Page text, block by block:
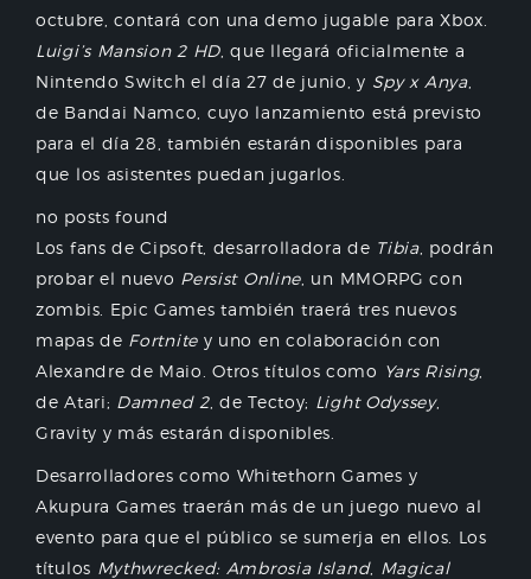
octubre, contará con una demo jugable para Xbox.
Luigi’s Mansion 2 HD , que llegará oficialmente a
Nintendo Switch el día 27 de junio, y Spy x Anya,
de Bandai Namco, cuyo lanzamiento está previsto
para el día 28, también estarán disponibles para
que los asistentes puedan jugarlos.
no posts found
Los fans de Cipsoft, desarrolladora de Tibia, podrán
probar el nuevo Persist Online , un MMORPG con
zombis. Epic Games también traerá tres nuevos
mapas de Fortnitey uno en colaboración con
Alexandre de Maio. Otros títulos como Yars Rising,
de Atari; Damned 2, de Tectoy; Light Odyssey,
Gravity y más estarán disponibles.
Desarrolladores como Whitethorn Games y
Akupura Games traerán más de un juego nuevo al
evento para que el público se sumerja en ellos. Los
títulos Mythwrecked: Ambrosia Island, Magical